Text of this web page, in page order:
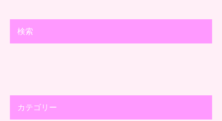
検索
カテゴリー